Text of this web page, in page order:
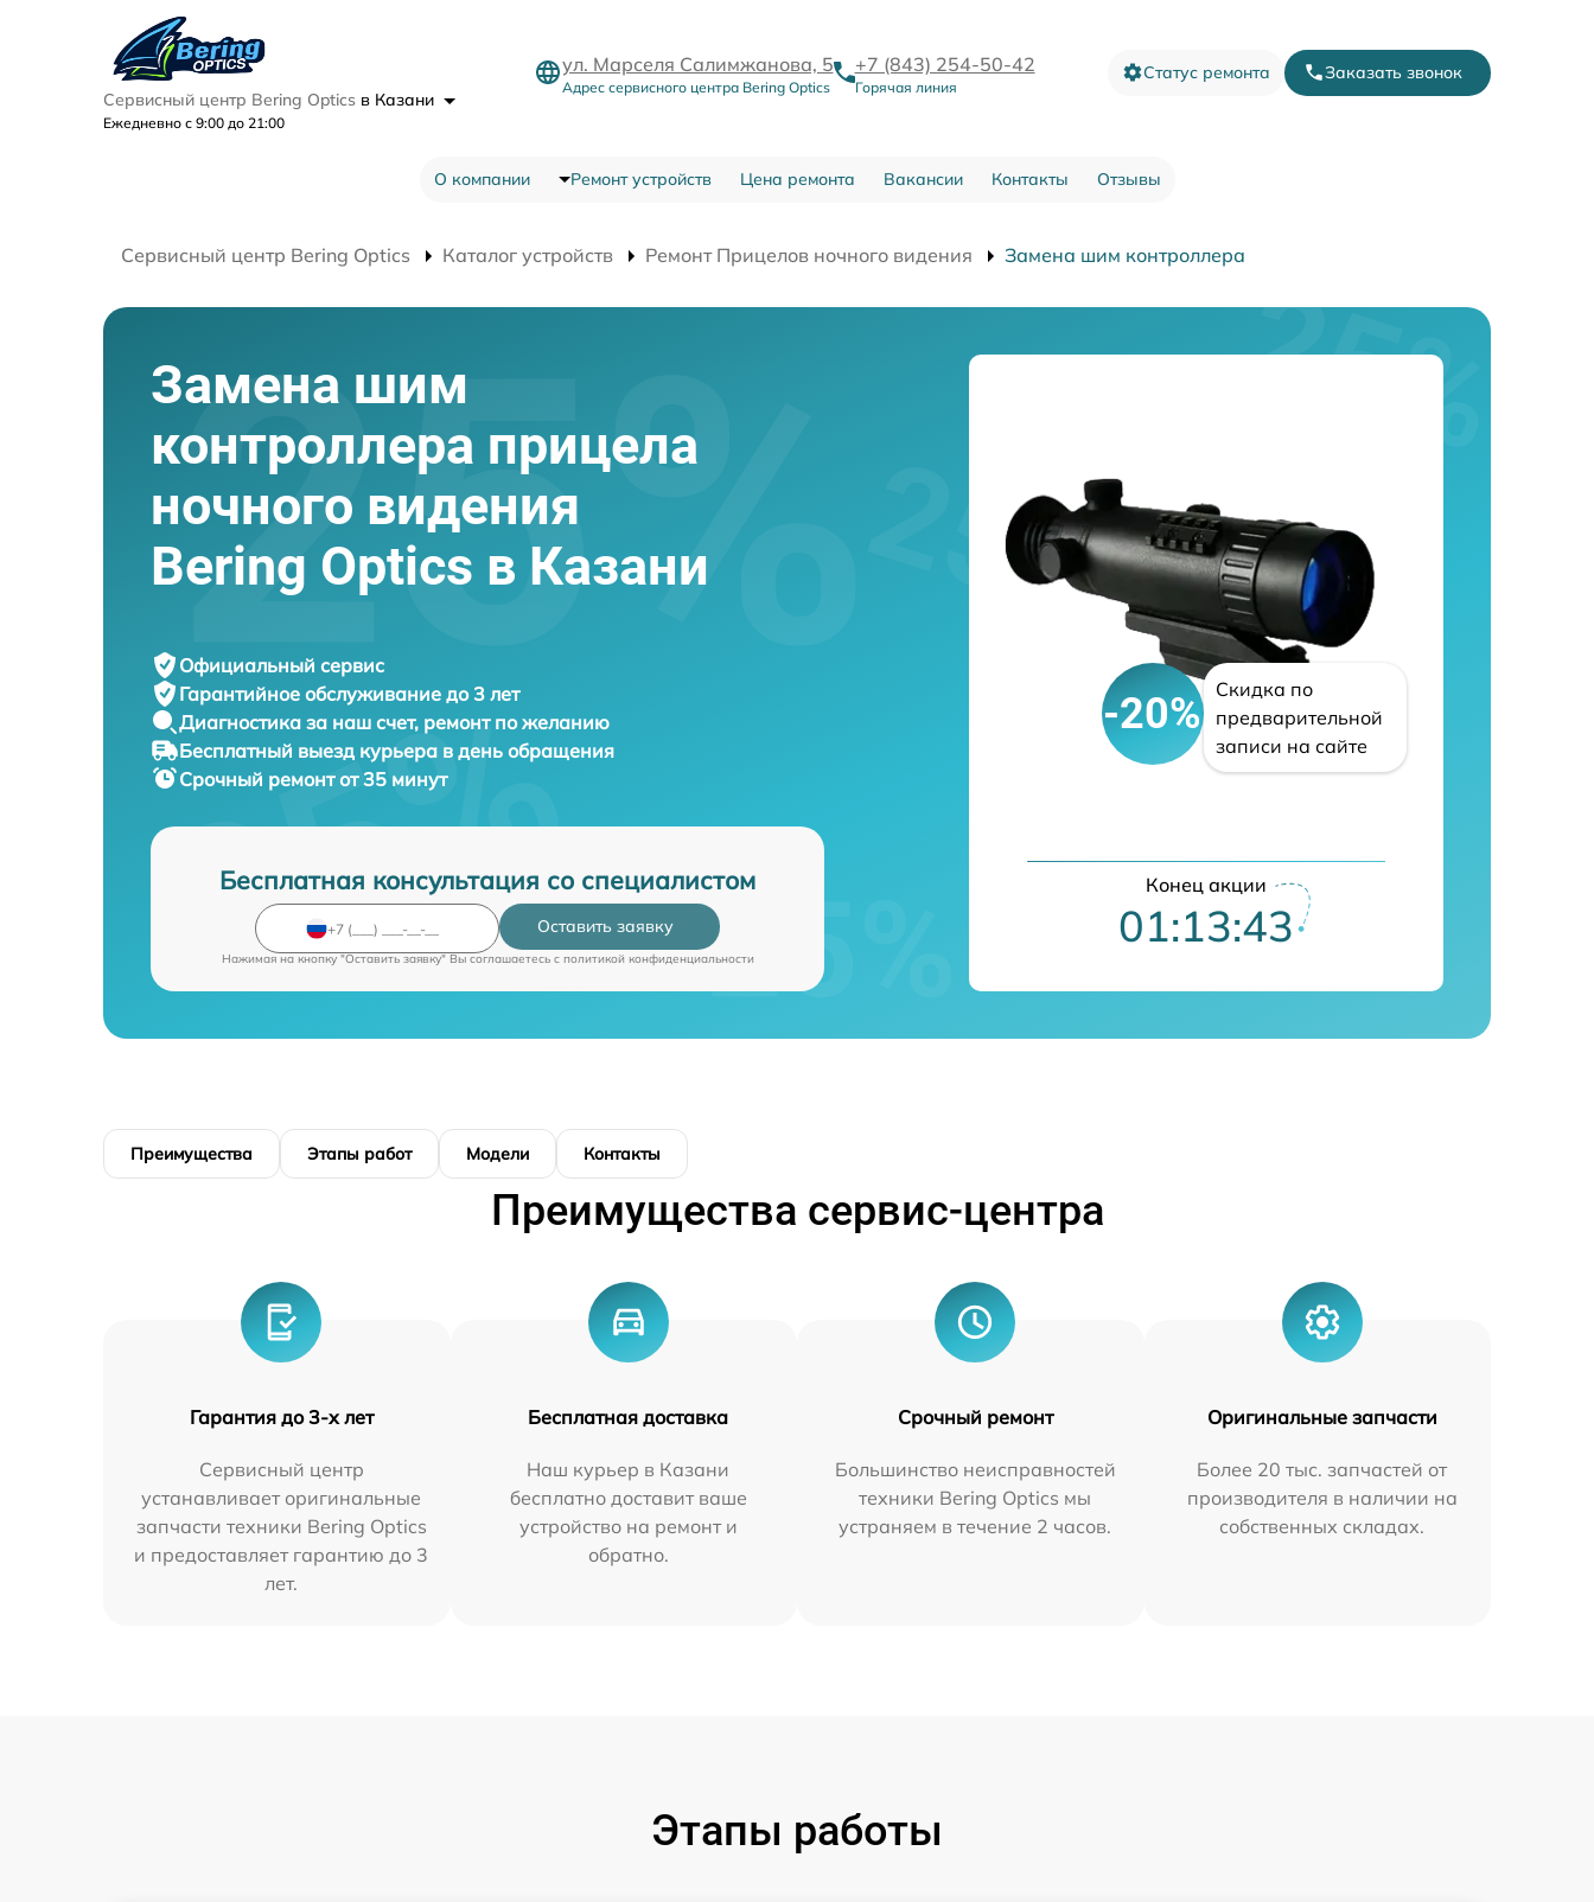
Сервисный центр Bering Optics в Казани
Ежедневно с 9:00 до 21:00
ул. Марселя Салимжанова, 5
Адрес сервисного центра Bering Optics
+7 (843) 254-50-42
Горячая линия
Статус ремонта Заказать звонок
О компании Ремонт устройств Цена ремонта Вакансии Контакты Отзывы
Сервисный центр Bering Optics Каталог устройств Ремонт Прицелов ночного видения Замена шим контроллера
Замена шим
контроллера прицела
ночного видения
Bering Optics в Казани
Официальный сервис
Гарантийное обслуживание до 3 лет
Диагностика за наш счет, ремонт по желанию
Бесплатный выезд курьера в день обращения
Срочный ремонтот 35 минут
Бесплатная консультация со специалистом
Оставить заявку
Нажимая на кнопку "Оставить заявку" Вы соглашаетесь c политикой конфиденциальности
-20%
Скидка по
предварительной
записи на сайте
Конец акции
01:13:42
Преимущества Этапы работ Модели Контакты
Преимущества сервис-центра
Гарантия до 3-х лет
Сервисный центр
устанавливает оригинальные
запчасти техники Bering Optics
и предоставляет гарантию до 3
лет.
Бесплатная доставка
Наш курьер в Казани
бесплатно доставит ваше
устройство на ремонт и
обратно.
Срочный ремонт
Большинство неисправностей
техники Bering Optics мы
устраняем в течение 2 часов.
Оригинальные запчасти
Более 20 тыс. запчастей от
производителя в наличии на
собственных складах.
Этапы работы